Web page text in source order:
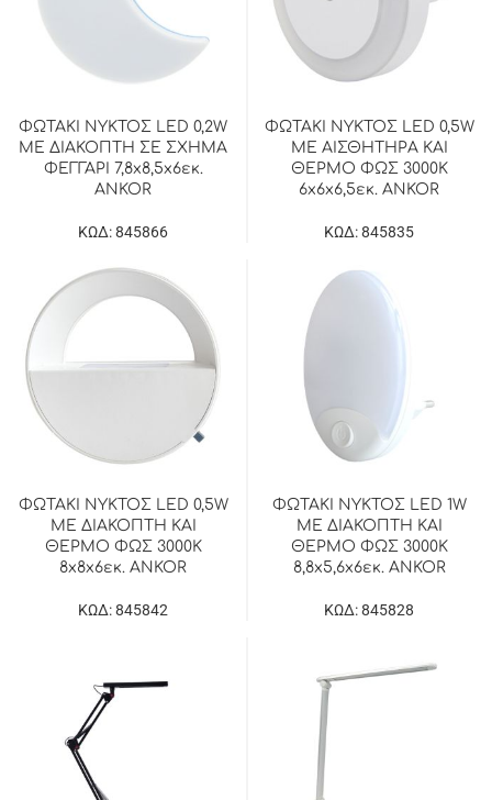
ΦΩΤΑΚΙ ΝΥΚΤΟΣ LED 0,2W
ΜΕ ΔΙΑΚΟΠΤΗ ΣΕ ΣΧΗΜΑ
ΦΕΓΓΑΡΙ 7,8x8,5x6εκ.
ANKOR
ΚΩΔ: 845866
ΦΩΤΑΚΙ ΝΥΚΤΟΣ LED 0,5W
ΜΕ ΑΙΣΘΗΤΗΡΑ ΚΑΙ
ΘΕΡΜΟ ΦΩΣ 3000K
6x6x6,5εκ. ANKOR
ΚΩΔ: 845835
ΦΩΤΑΚΙ ΝΥΚΤΟΣ LED 0,5W
ΜΕ ΔΙΑΚΟΠΤΗ ΚΑΙ
ΘΕΡΜΟ ΦΩΣ 3000K
8x8x6εκ. ANKOR
ΚΩΔ: 845842
ΦΩΤΑΚΙ ΝΥΚΤΟΣ LED 1W
ΜΕ ΔΙΑΚΟΠΤΗ ΚΑΙ
ΘΕΡΜΟ ΦΩΣ 3000K
8,8x5,6x6εκ. ANKOR
ΚΩΔ: 845828